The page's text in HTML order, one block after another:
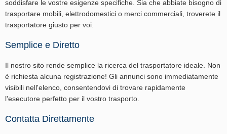
soddisfare le vostre esigenze specifiche. Sia che abbiate bisogno di
trasportare mobili, elettrodomestici o merci commerciali, troverete il
trasportatore giusto per voi.
Semplice e Diretto
Il nostro sito rende semplice la ricerca del trasportatore ideale. Non
è richiesta alcuna registrazione! Gli annunci sono immediatamente
visibili nell'elenco, consentendovi di trovare rapidamente
l'esecutore perfetto per il vostro trasporto.
Contatta Direttamente